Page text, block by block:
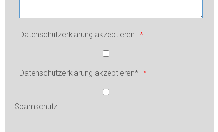
Datenschutzerklärung akzeptieren *
Datenschutzerklärung akzeptieren* *
Spamschutz: